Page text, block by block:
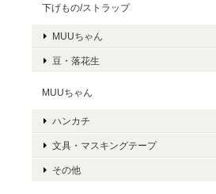
下げもの/ストラップ
MUUちゃん
豆・落花生
MUUちゃん
ハンカチ
文具・マスキングテープ
その他